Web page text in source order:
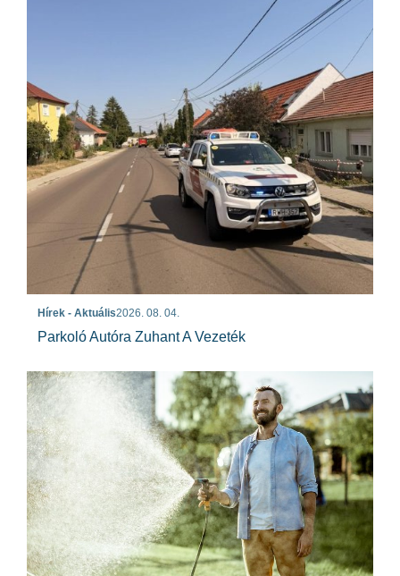
Hírek - Aktuális2026. 08. 04.
Parkoló Autóra Zuhant A Vezeték